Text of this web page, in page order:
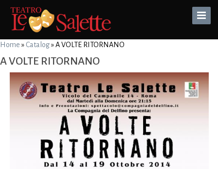
Toggle
Home »Catalog»A VOLTE RITORNANO
A VOLTE RITORNANO